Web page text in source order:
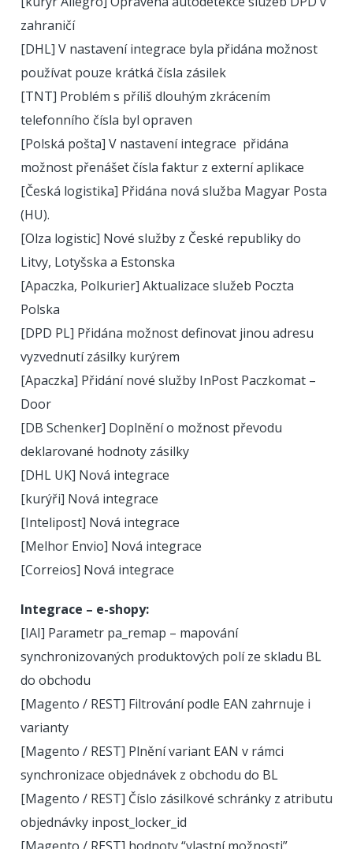
zahraničí
[DHL] V nastavení integrace byla přidána možnost
používat pouze krátká čísla zásilek
[TNT] Problém s příliš dlouhým zkrácením
telefonního čísla byl opraven
[Polská pošta] V nastavení integrace přidána
možnost přenášet čísla faktur z externí aplikace
[Česká logistika] Přidána nová služba Magyar Posta
(HU).
[Olza logistic] Nové služby z České republiky do
Litvy, Lotyšska a Estonska
[Apaczka, Polkurier] Aktualizace služeb Poczta
Polska
[DPD PL] Přidána možnost definovat jinou adresu
vyzvednutí zásilky kurýrem
[Apaczka] Přidání nové služby InPost Paczkomat –
Door
[DB Schenker] Doplnění o možnost převodu
deklarované hodnoty zásilky
[DHL UK] Nová integrace
[kurýři] Nová integrace
[Intelipost] Nová integrace
[Melhor Envio] Nová integrace
[Correios] Nová integrace
Integrace – e-shopy:
[IAI] Parametr pa_remap – mapování
synchronizovaných produktových polí ze skladu BL
do obchodu
[Magento / REST] Filtrování podle EAN zahrnuje i
varianty
[Magento / REST] Plnění variant EAN v rámci
synchronizace objednávek z obchodu do BL
[Magento / REST] Číslo zásilkové schránky z atributu
objednávky inpost_locker_id